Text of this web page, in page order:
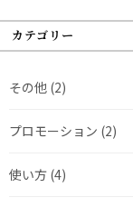
カテゴリー
その他 (2)
プロモーション (2)
使い方 (4)